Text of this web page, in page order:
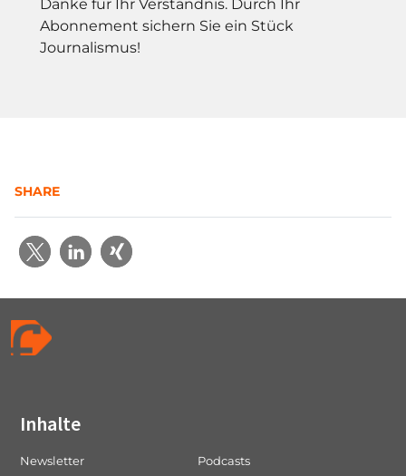
Danke für Ihr Verständnis. Durch Ihr
Abonnement sichern Sie ein Stück
Journalismus!
SHARE
Inhalte
Newsletter
Podcasts